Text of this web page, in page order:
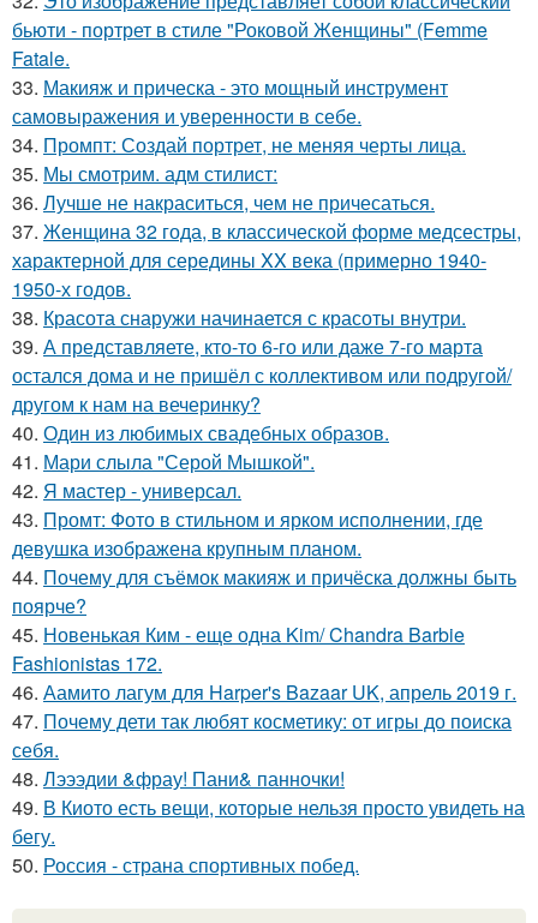
бьюти - портрет в стиле "Роковой Женщины" (Femme
Fatale.
33. Макияж и прическа - это мощный инструмент
самовыражения и уверенности в себе.
34. Промпт: Создай портрет, не меняя черты лица.
35. Мы смотрим. адм стилист:
36. Лучше не накраситься, чем не причесаться.
37. Женщина 32 года, в классической форме медсестры,
характерной для середины XX века (примерно 1940-
1950-х годов.
38. Красота снаружи начинается с красоты внутри.
39. А представляете, кто-то 6-го или даже 7-го марта
остался дома и не пришёл с коллективом или подругой/
другом к нам на вечеринку?
40. Один из любимых свадебных образов.
41. Мари слыла "Серой Мышкой".
42. Я мастер - универсал.
43. Промт: Фото в стильном и ярком исполнении, где
девушка изображена крупным планом.
44. Почему для съёмок макияж и причёска должны быть
поярче?
45. Новенькая Ким - еще одна Kim/ Chandra Barbie
Fashionistas 172.
46. Аамито лагум для Harper's Bazaar UK, апрель 2019 г.
47. Почему дети так любят косметику: от игры до поиска
себя.
48. Лэээдии &фрау! Пани& панночки!
49. В Киото есть вещи, которые нельзя просто увидеть на
бегу.
50. Россия - страна спортивных побед.